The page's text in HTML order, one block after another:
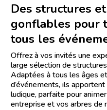
Des structures
gonflables pour
tous les
Offrez à vos invités une
large sélection de
Adaptées à tous les âges
d’événements, ils
ludique, parfaite pour
entreprise et vos arbres de